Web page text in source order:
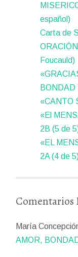
español)
Carta de
Foucauld)
BONDAD
«CANTO
«El
2B (5 de
«EL
2A (4 de
Comentarios
María
AMOR,